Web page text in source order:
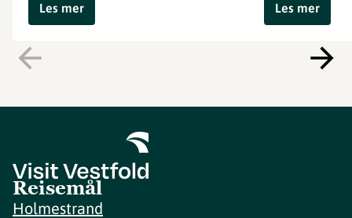
Les mer
Les mer
Reisemål
Holmestrand